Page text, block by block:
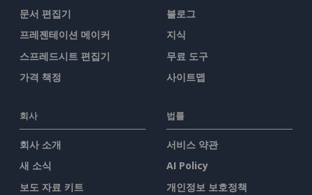
문서 편집기
프레젠테이션 메이커
스프레드시트 편집기
가격 책정
블로그
지식
무료 도구
사이트맵
회사
회사 소개
새 소식
보도 자료 키트
법률
서비스 약관
AI Policy
개인정보 보호정책